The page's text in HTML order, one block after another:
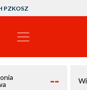
PZKOSZ
--